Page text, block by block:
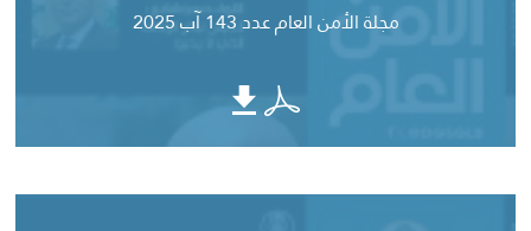
مجلة الأمن العام عدد 143 آب 2025